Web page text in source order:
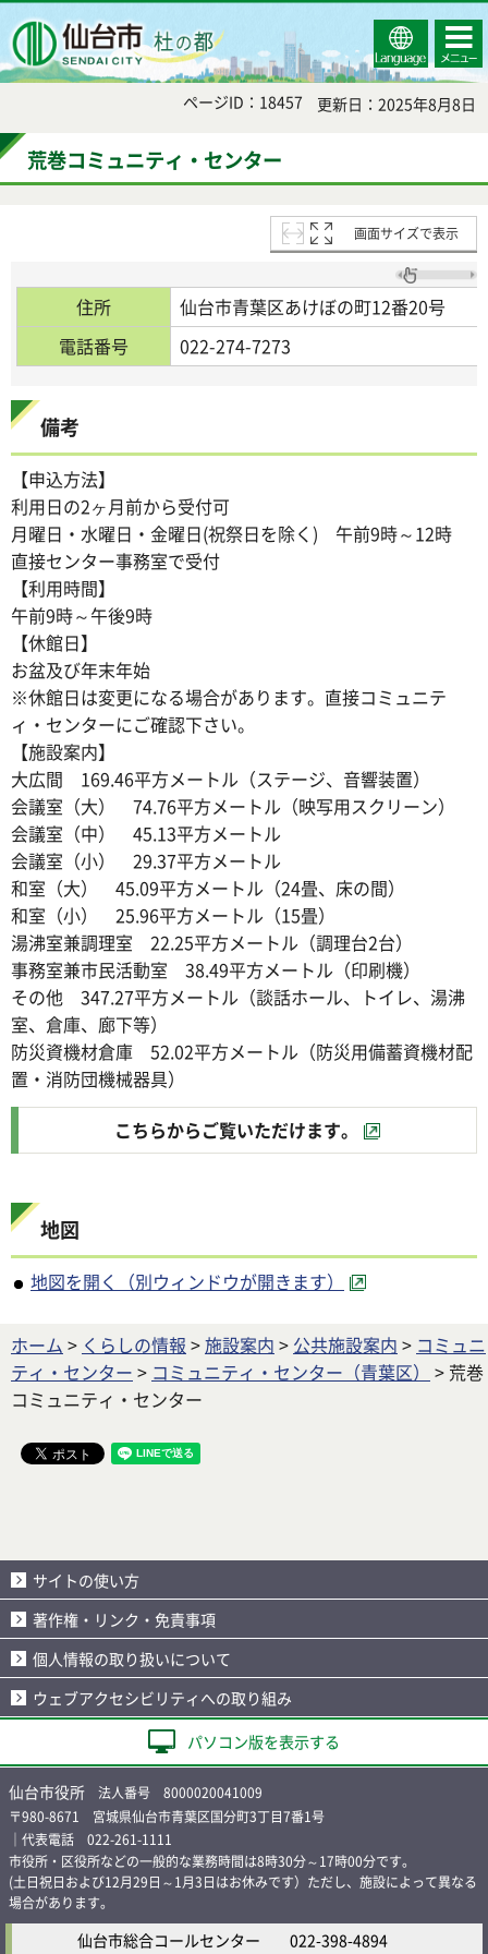
Select
Language
コンテ
ンツメ
ニュー
ページID：18457 更新日：2025年8月8日
荒巻コミュニティ・センター
画面サイズで表示
住所
仙台市青葉区あけぼの町12番20号
電話番号
022-274-7273
備考
【申込方法】
利用日の2ヶ月前から受付可
月曜日・水曜日・金曜日(祝祭日を除く) 午前9時～12時
直接センター事務室で受付
【利用時間】
午前9時～午後9時
【休館日】
お盆及び年末年始
※休館日は変更になる場合があります。直接コミュニテ
ィ・センターにご確認下さい。
【施設案内】
大広間 169.46平方メートル（ステージ、音響装置）
会議室（大） 74.76平方メートル（映写用スクリーン）
会議室（中） 45.13平方メートル
会議室（小） 29.37平方メートル
和室（大） 45.09平方メートル（24畳、床の間）
和室（小） 25.96平方メートル（15畳）
湯沸室兼調理室 22.25平方メートル（調理台2台）
事務室兼市民活動室 38.49平方メートル（印刷機）
その他 347.27平方メートル（談話ホール、トイレ、湯沸
室、倉庫、廊下等）
防災資機材倉庫 52.02平方メートル（防災用備蓄資機材配
置・消防団機械器具）
こちらからご覧いただけます。
地図
地図を開く（別ウィンドウが開きます）
ホーム > くらしの情報 >施設案内 > 公共施設案内 > コミュニ
ティ・センター > コミュニティ・センター（青葉区）
> 荒巻
コミュニティ・センター
サイトの使い方
著作権・リンク・免責事項
個人情報の取り扱いについて
ウェブアクセシビリティへの取り組み
パソコン版を表示する
仙台市役所 法人番号 8000020041009
〒980-8671 宮城県仙台市青葉区国分町3丁目7番1号
｜代表電話 022-261-1111
市役所・区役所などの一般的な業務時間は8時30分～17時00分です。
(土日祝日および12月29日～1月3日はお休みです）ただし、施設によって異なる
場合があります。
仙台市総合コールセンター 022-398-4894